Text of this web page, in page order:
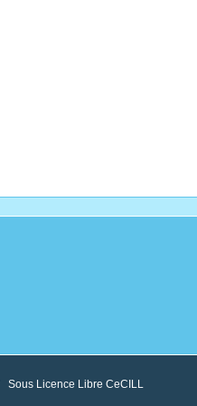
Sous Licence Libre CeCILL